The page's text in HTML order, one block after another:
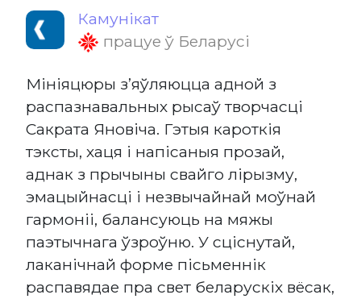
Камунікат
працуе ў Беларусі
Мініяцюры з’яўляюцца адной з
распазнавальных рысаў творчасці
Сакрата Яновіча. Гэтыя кароткія
тэксты, хаця і напісаныя прозай,
аднак з прычыны свайго лірызму,
эмацыйнасці і незвычайнай моўнай
гармоніі, балансуюць на мяжы
паэтычнага ўзроўню. У сціснутай,
лаканічнай форме пісьменнік
распавядае пра свет беларускіх вёсак,